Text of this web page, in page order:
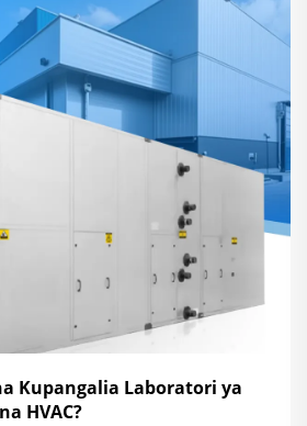
Kupangalia Laboratori ya
HVAC?